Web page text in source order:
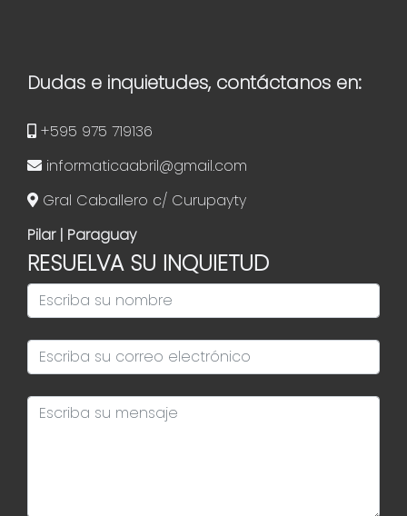
Dudas e inquietudes, contáctanos en:
+595 975 719136
informaticaabril@gmail.com
Gral Caballero c/ Curupayty
Pilar | Paraguay
RESUELVA SU INQUIETUD